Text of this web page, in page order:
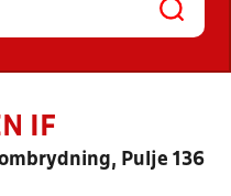
IF
Pulje 136